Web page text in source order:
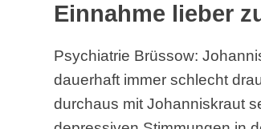
Einnahme lieber
Psychiatrie Brüssow:
dauerhaft immer schlecht
durchaus mit Johanniskraut